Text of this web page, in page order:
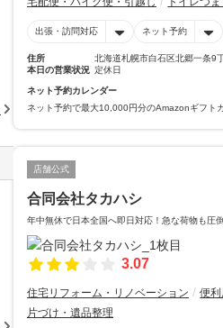
出張・訪問対応 ネット予約
住所
北海道札幌市白石区北郷一条9
本日の営業状況 定休日
ネット予約カレンダー
ネット予約で最大10,000円分のAmazonギフト
店舗公式
合同会社タカハシ
年中無休で日本全国へ即日対応！急な荷物も圧
3.07
住宅リフォーム・リノベーション 便
片づけ・遺品整理